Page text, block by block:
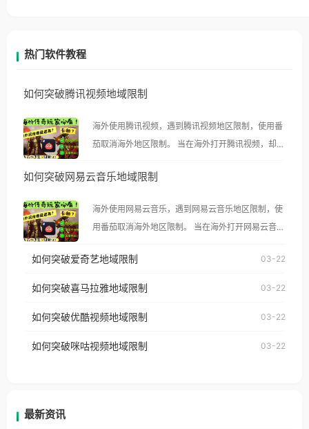
热门软件教程
如何突破腾讯视频地域限制
海外使用腾讯视频，遇到腾讯视频地区限制，使用番
茄取消海外地区限制。 当在海外打开腾讯视频，却突
示语。 海外用户如香港、澳门、台湾、美国、加拿
像其他音乐平台一样，出现地区及版权限制问题，且
仅能在中国大陆地区播放。 遇到这个问题的朋友们，
使用番茄回国加速器，即可解决「海外用户收听腾讯
台湾、美国、加拿大、澳大利亚、欧洲等国家和地区
权限制所困扰。
如何突破网易云音乐地域限制
海外使用网易云音乐，遇到网易云音乐地区限制，使
用番茄取消海外地区限制。 当在海外打开网易云音
播放”的提示语。 海外用户如香港、澳门、台湾、美
国、加拿大、澳大利亚、欧洲等国家和地区时，网易
制问题，且仅能在中国大陆地区播放。 遇到这个问题
户收听网易云音乐地区版权限制」的问题，无论人在
如何突破爱奇艺地域限制 03-22
如何突破喜马拉雅地域限制 03-22
如何突破优酷视频地域限制 03-22
如何突破咪咕视频地域限制 03-22
最新资讯